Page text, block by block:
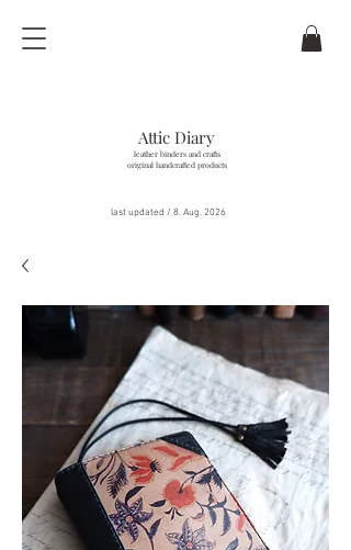
Attic Diary
leather binders and crafts
original handcrafted products
last updated / 8. Aug.2026